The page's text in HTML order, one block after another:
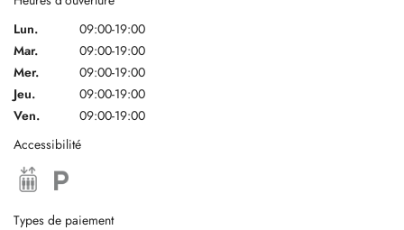
Lun.
09:00-19:00
Mar.
09:00-19:00
Mer.
09:00-19:00
Jeu.
09:00-19:00
Ven.
09:00-19:00
Accessibilité
Types de paiement